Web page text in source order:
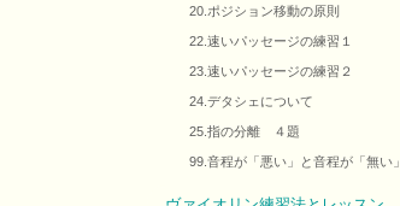
20.ポジション移動の原則
22.速いパッセージの練習１
23.速いパッセージの練習２
24.デタシェについて
25.指の分離 ４題
99.音程が「悪い」と音程が「無い」